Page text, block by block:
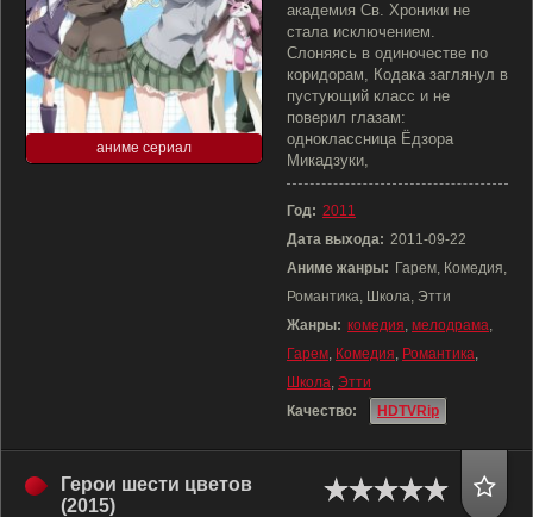
аниме сериал
академия Св. Хроники не
стала исключением.
Слоняясь в одиночестве по
коридорам, Кодака заглянул в
пустующий класс и не
поверил глазам:
одноклассница Ёдзора
Микадзуки,
Год: 2011
Дата выхода: 2011-09-22
Аниме жанры: Гарем, Комедия,
Романтика, Школа, Этти
Жанры: комедия, мелодрама,
Гарем, Комедия, Романтика,
Школа, Этти
Качество:
HDTVRip
Герои шести цветов
(2015)